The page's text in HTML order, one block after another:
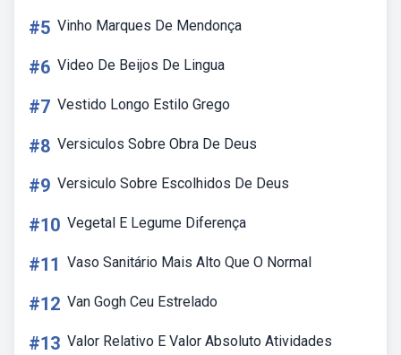
#5 Vinho Marques De Mendonça
#6 Video De Beijos De Lingua
#7 Vestido Longo Estilo Grego
#8 Versiculos Sobre Obra De Deus
#9 Versiculo Sobre Escolhidos De Deus
#10 Vegetal E Legume Diferença
#11 Vaso Sanitário Mais Alto Que O Normal
#12 Van Gogh Ceu Estrelado
#13 Valor Relativo E Valor Absoluto Atividades